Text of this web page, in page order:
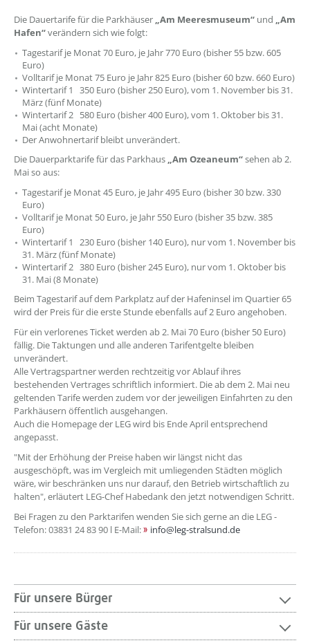
Die Dauertarife für die Parkhäuser „Am Meeresmuseum“ und „Am
Hafen“verändern sich wie folgt:
Tagestarif je Monat 70 Euro, je Jahr 770 Euro (bisher 55 bzw. 605
Euro)
Volltarif je Monat 75 Euro je Jahr 825 Euro (bisher 60 bzw. 660 Euro)
Wintertarif 1 350 Euro (bisher 250 Euro), vom 1. November bis 31.
März (fünf Monate)
Wintertarif 2 580 Euro (bisher 400 Euro), vom 1. Oktober bis 31.
Mai (acht Monate)
Der Anwohnertarif bleibt unverändert.
Die Dauerparktarife für das Parkhaus „Am Ozeaneum“sehen ab 2.
Mai so aus:
Tagestarif je Monat 45 Euro, je Jahr 495 Euro (bisher 30 bzw. 330
Euro)
Volltarif je Monat 50 Euro, je Jahr 550 Euro (bisher 35 bzw. 385
Euro)
Wintertarif 1 230 Euro (bisher 140 Euro), nur vom 1. November bis
31. März (fünf Monate)
Wintertarif 2 380 Euro (bisher 245 Euro), nur vom 1. Oktober bis
31. Mai (8 Monate)
Beim Tagestarif auf dem Parkplatz auf der Hafeninsel im Quartier 65
wird der Preis für die erste Stunde ebenfalls auf 2 Euro angehoben.
Für ein verlorenes Ticket werden ab 2. Mai 70 Euro (bisher 50 Euro)
fällig. Die Taktungen und alle anderen Tarifentgelte bleiben
unverändert.
Alle Vertragspartner werden rechtzeitig vor Ablauf ihres
bestehenden Vertrages schriftlich informiert. Die ab dem 2. Mai neu
geltenden Tarife werden zudem vor der jeweiligen Einfahrten zu den
Parkhäusern öffentlich ausgehangen.
Auch die Homepage der LEG wird bis Ende April entsprechend
angepasst.
"Mit der Erhöhung der Preise haben wir längst nicht das
ausgeschöpft, was im Vergleich mit umliegenden Städten möglich
wäre, wir beschränken uns nur darauf, den Betrieb wirtschaftlich zu
halten", erläutert LEG-Chef Habedank den jetzt notwendigen Schritt.
Bei Fragen zu den Parktarifen wenden Sie sich gerne an die LEG -
Telefon: 03831 24 83 90 l E-Mail:
info@leg-stralsund.de
Für unsere Bürger
Für unsere Gäste